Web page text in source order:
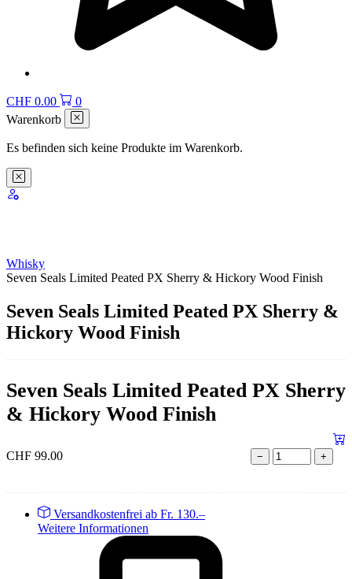
CHF 0.00
0
Warenkorb
Es befinden sich keine Produkte im Warenkorb.
Whisky
Seven Seals Limited Peated PX Sherry & Hickory Wood Finish
Seven Seals Limited Peated PX Sherry &
Hickory Wood Finish
Seven Seals Limited Peated PX Sherry
& Hickory Wood Finish
CHF 99.00 − +
Versandkostenfrei ab Fr. 130.–
Weitere Informationen